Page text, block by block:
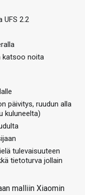
UFS 2.2
katsoo noita
päivitys, ruudun alla
kuluneelta)
tulevaisuuteen
tietoturva jollain
malliin Xiaomin